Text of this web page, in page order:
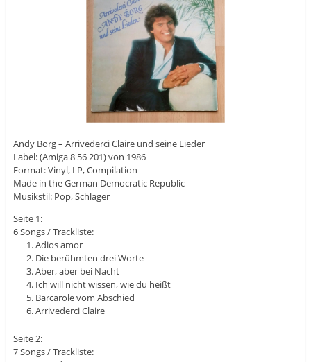
Andy Borg – Arrivederci Claire und seine Lieder
Label: (Amiga 8 56 201) von 1986
Format: Vinyl, LP, Compilation
Made in the German Democratic Republic
Musikstil: Pop, Schlager
Seite 1:
6 Songs / Trackliste:
Adios amor
Die berühmten drei Worte
Aber, aber bei Nacht
Ich will nicht wissen, wie du heißt
Barcarole vom Abschied
Arrivederci Claire
Seite 2:
7 Songs / Trackliste: